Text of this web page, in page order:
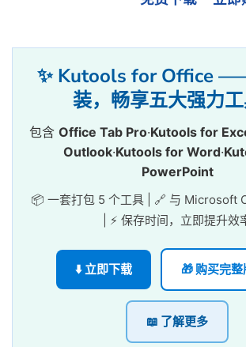
✨ Kutools for Office
装，畅享五大强力工
包含 Office Tab Pro·Kutools for
Outlook·Kutools for Word·
PowerPoint
📦 一套打包 5 个工具 | 🔗 与 Microsoft
| ⚡ 保存时间，立即提升效
⬇️ 立即下载 🎁 购买完
📖 了解更多